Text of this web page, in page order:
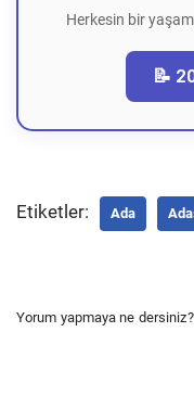
Herkesin bir
📝
Etiketler: Ada
Yorum yapmaya ne dersiniz?